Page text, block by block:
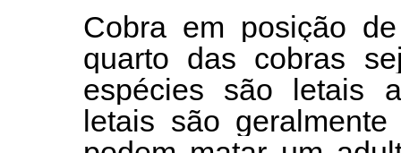
Cobra em posição
quarto das cobras
espécies são letais
letais são